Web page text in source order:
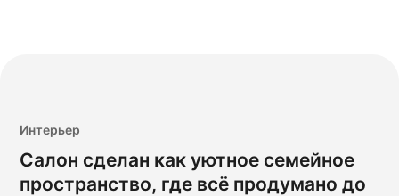
Салон сделан как уютное семейное
пространство, где всё продумано до
Интерьер